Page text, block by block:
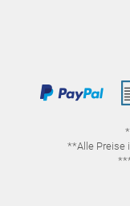
**Alle Preise